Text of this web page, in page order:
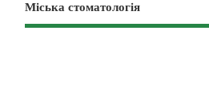
Міська стоматологія